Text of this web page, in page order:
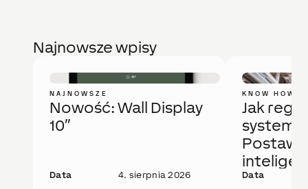
Najnowsze wpisy
NAJNOWSZE
Nowość: Wall Display
10″
Data 4. sierpnia 2026
KNOW HOW
Jak
system
Postaw
Data